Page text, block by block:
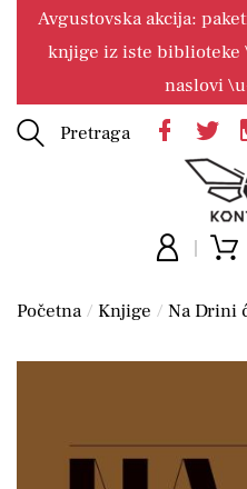
Avgustovska akcija:
knjige iz iste biblioteke
naslovi
Pretraga
Početna Knjige Na Drini